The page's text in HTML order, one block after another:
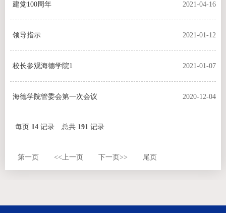
建党100周年 2021-04-16
领导指示 2021-01-12
校长参观海德学院1 2021-01-07
海德学院管委会第一次会议 2020-12-04
每页 14 记录 总共 191 记录
第一页 <<上一页 下一页>> 尾页